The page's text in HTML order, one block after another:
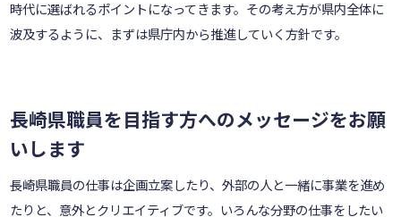
時代に選ばれるポイントになってきます。その考え方が県内全体に
波及するように、まずは県庁内から推進していく方針です。
長崎県職員を目指す方へのメッセージをお願
いします
長崎県職員の仕事は企画立案したり、外部の人と一緒に事業を進め
たりと、意外とクリエイティブです。いろんな分野の仕事をしたい